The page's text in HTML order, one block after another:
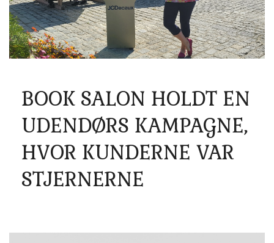
BOOK SALON HOLDT EN
UDENDØRS KAMPAGNE,
HVOR KUNDERNE VAR
STJERNERNE